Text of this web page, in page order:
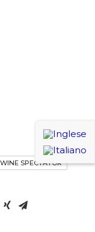
WINE SPECTATOR